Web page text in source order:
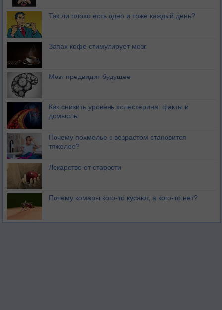
Так ли плохо есть одно и тоже каждый день?
Запах кофе стимулирует мозг
Мозг предвидит будущее
Как снизить уровень холестерина: факты и
домыслы
Почему похмелье с возрастом становится
тяжелее?
Лекарство от старости
Почему комары кого-то кусают, а кого-то нет?